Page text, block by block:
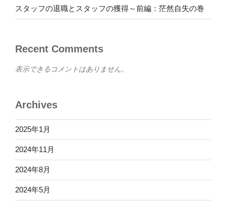
スタッフの退職とスタッフの獲得～前編：茫然自失の巻
Recent Comments
表示できるコメントはありません。
Archives
2025年1月
2024年11月
2024年8月
2024年5月